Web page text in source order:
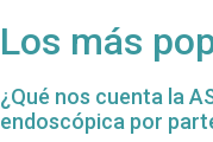
Los más
¿Qué nos cuenta la
endoscópica por